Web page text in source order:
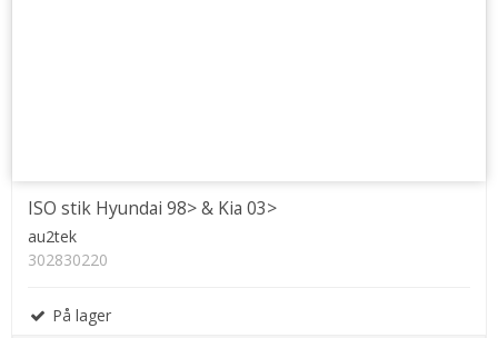
ISO stik Hyundai 98> & Kia 03>
au2tek
302830220
På lager